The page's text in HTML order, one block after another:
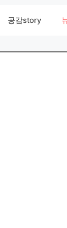
공감story